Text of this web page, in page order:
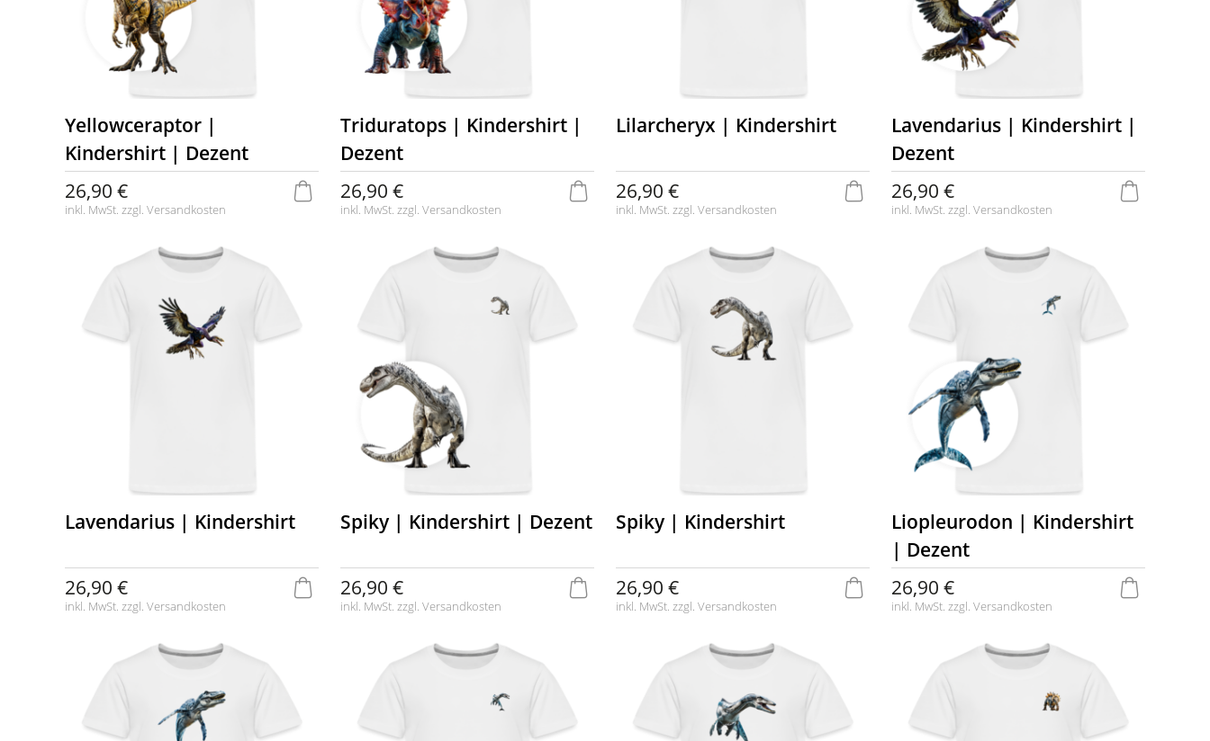
Yellowceraptor |
Kindershirt | Dezent
26,90 €
inkl. MwSt. zzgl. Versandkosten
Triduratops | Kindershirt |
Dezent
26,90 €
inkl. MwSt. zzgl. Versandkosten
Lilarcheryx | Kindershirt
26,90 €
inkl. MwSt. zzgl. Versandkosten
Lavendarius | Kindershirt |
Dezent
26,90 €
inkl. MwSt. zzgl. Versandkosten
Lavendarius | Kindershirt
26,90 €
inkl. MwSt. zzgl. Versandkosten
Spiky | Kindershirt | Dezent
26,90 €
inkl. MwSt. zzgl. Versandkosten
Spiky | Kindershirt
26,90 €
inkl. MwSt. zzgl. Versandkosten
Liopleurodon | Kindershirt
| Dezent
26,90 €
inkl. MwSt. zzgl. Versandkosten